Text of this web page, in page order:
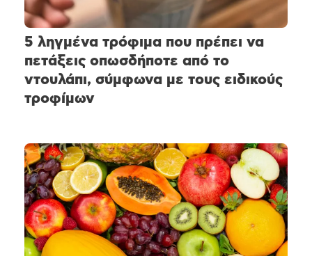
5 ληγμένα τρόφιμα που πρέπει να
πετάξεις οπωσδήποτε από το
ντουλάπι, σύμφωνα με τους ειδικούς
τροφίμων